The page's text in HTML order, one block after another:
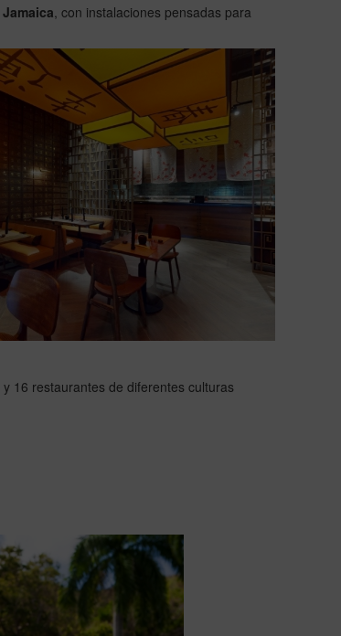
, con instalaciones pensadas para
16 restaurantes de diferentes culturas